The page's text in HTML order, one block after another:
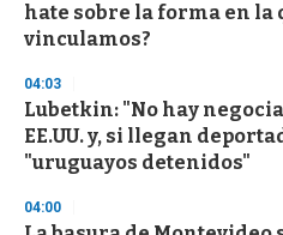
hate sobre la forma en la
vinculamos?
04:03
Lubetkin: "No hay
EE.UU. y, si llegan
"uruguayos detenidos"
04:00